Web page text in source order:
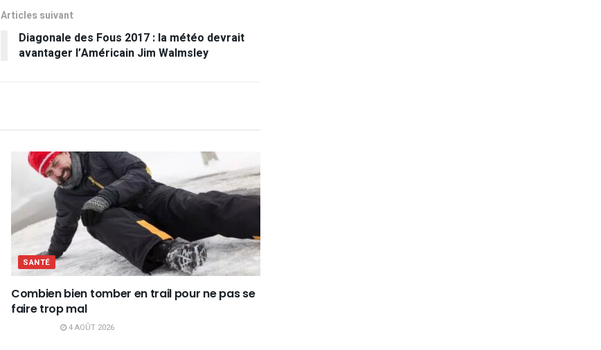
Articles suivant
Diagonale des Fous 2017 : la météo devrait
avantager l’Américain Jim Walmsley
SANTÉ
Combien bien tomber en trail pour ne pas se
faire trop mal
4 AOÛT 2026